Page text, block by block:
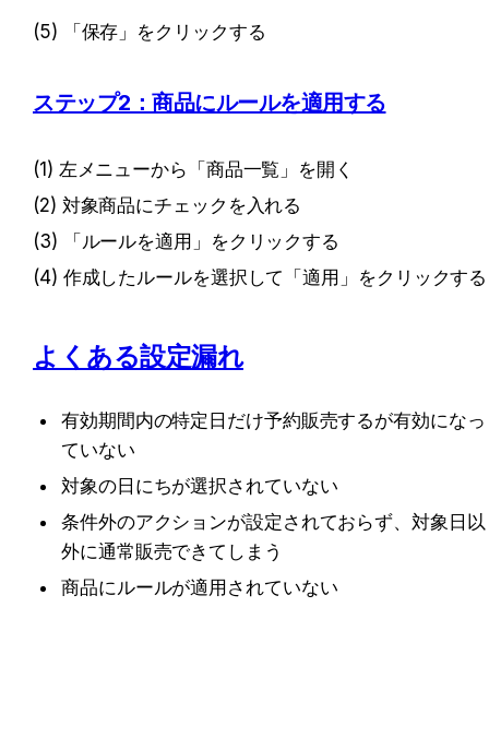
(5) 「保存」をクリックする
ステップ2：商品にルールを適用する
(1) 左メニューから「商品一覧」を開く
(2) 対象商品にチェックを入れる
(3) 「ルールを適用」をクリックする
(4) 作成したルールを選択して「適用」をクリックする
よくある設定漏れ
有効期間内の特定日だけ予約販売するが有効になっ
ていない
対象の日にちが選択されていない
条件外のアクションが設定されておらず、対象日以
外に通常販売できてしまう
商品にルールが適用されていない